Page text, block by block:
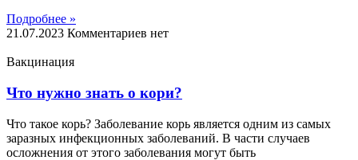
Подробнее »
21.07.2023 Комментариев нет
Вакцинация
Что нужно знать о кори?
Что такое корь? Заболевание корь является одним из самых
заразных инфекционных заболеваний. В части случаев
осложнения от этого заболевания могут быть